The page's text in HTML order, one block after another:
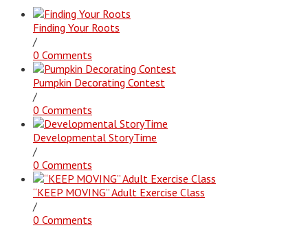
Finding Your Roots
/
0 Comments
Pumpkin Decorating Contest
/
0 Comments
Developmental StoryTime
/
0 Comments
“KEEP MOVING” Adult Exercise Class
/
0 Comments